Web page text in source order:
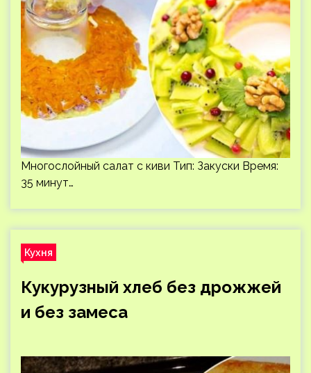
Многослойный салат с киви Тип: Закуски Время:
35 минут…
Кухня
Кукурузный хлеб без дрожжей
и без замеса